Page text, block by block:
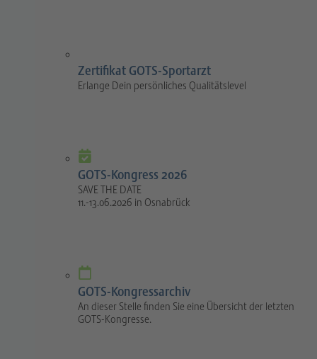
Zertifikat GOTS-Sportarzt
Erlange Dein persönliches Qualitätslevel
GOTS-Kongress 2026
SAVE THE DATE
11.-13.06.2026 in Osnabrück
GOTS-Kongressarchiv
An dieser Stelle finden Sie eine Übersicht der letzten
GOTS-Kongresse.